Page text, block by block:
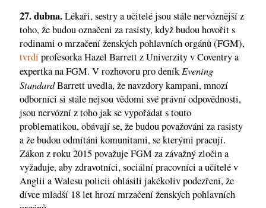
27. dubna.Lékaři, sestry a učitelé jsou stále nervóznější z
toho, že budou označeni za rasisty, když budou hovořit s
rodinami o mrzačení ženských pohlavních orgánů (FGM),
tvrdíprofesorka Hazel Barrett z Univerzity v Coventry a
expertka na FGM. V rozhovoru pro deníkEvening
StandardBarrett uvedla, že navzdory kampani, mnozí
odborníci si stále nejsou vědomi své právní odpovědnosti,
jsou nervózní z toho jak se vypořádat s touto
problematikou, obávají se, že budou považováni za rasisty
a že budou odmítáni komunitami, se kterými pracují.
Zákon z roku 2015 považuje FGM za závažný zločin a
vyžaduje, aby zdravotníci, sociální pracovníci a učitelé v
Anglii a Walesu policii ohlásili jakékoliv podezření, že
dívce mladší 18 let hrozí mrzačení ženských pohlavních